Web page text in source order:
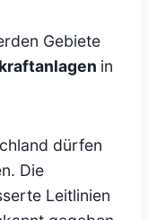
Gebiete
in
dürfen
Die
Leitlinien